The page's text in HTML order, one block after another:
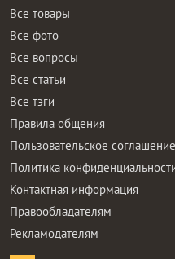
Все товары
Все фото
Все вопросы
Все статьи
Все тэги
Правила общения
Пользовательское соглашение
Политика
Контактная информация
Правообладателям
Рекламодателям